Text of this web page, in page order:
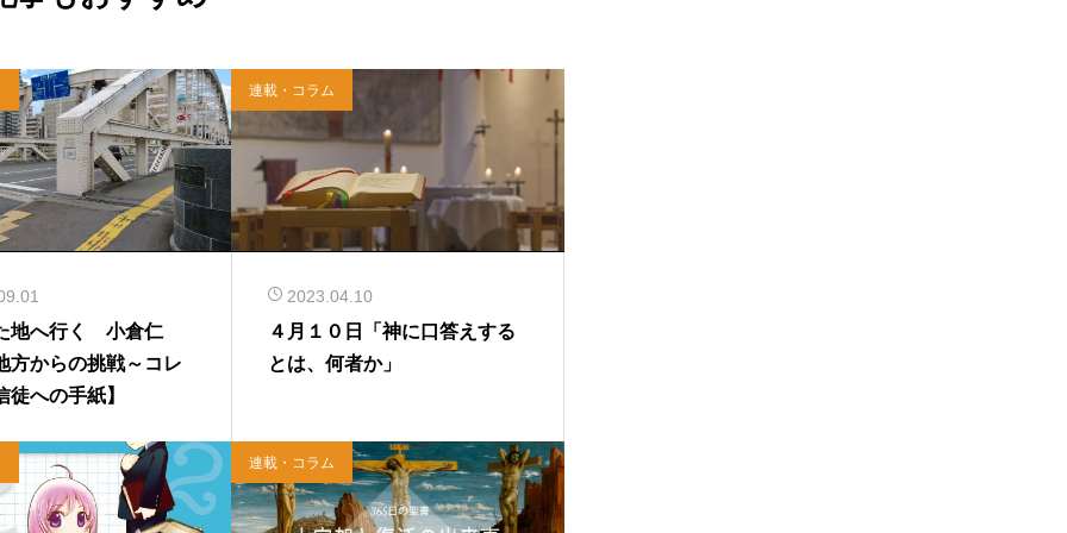
地へ行く 小倉仁
からの挑戦～コレ
徒への手紙】
連載・コラム
2023.04.10
４月１０日「神に口答えする
とは、何者か」
連載・コラム